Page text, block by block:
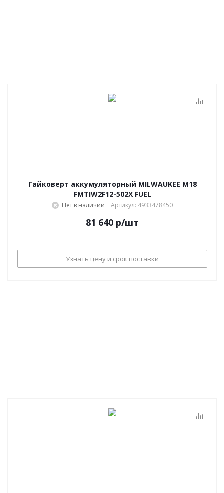
Гайковерт аккумуляторный MILWAUKEE M18
FMTIW2F12-502X FUEL
Нет в наличии Артикул: 4933478450
81 640 р/шт
Узнать цену и срок поставки